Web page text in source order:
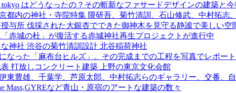
tokyo はどうなったの？その斬新なファサードデザインの建築と
都内の神社・寺院特集 隈研吾、菊竹清訓、石山修武、中村拓志
与所 伐採された大銀杏でできた御神木を見守る静謐で美しい空
赤城の杜」が復活する赤城神社再生プロジェクトが進行中
神社 渋谷の菊竹清訓設計 北谷稲荷神社
なった「麻布台ヒルズ」。その完成までの工程を写真でレポー
打放しコンクリート建築 上野の東京文化会館
東豊雄、千葉学、芦原太郎、中村拓志らのギャラリー、交番、
Mass,GYREなど青山・原宿のアートな建築の数々